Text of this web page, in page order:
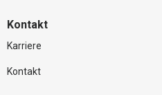
Kontakt
Karriere
Kontakt